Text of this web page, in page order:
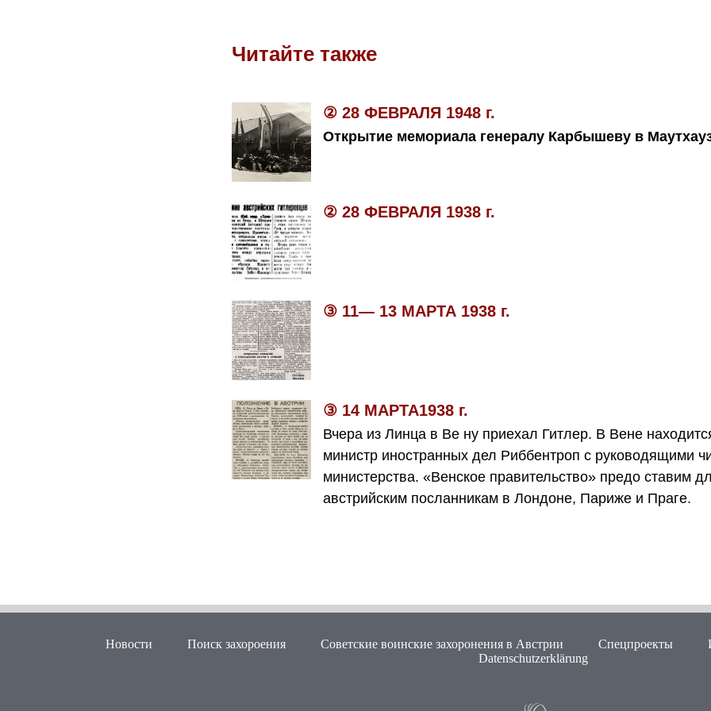
Читайте также
② 28 ФЕВРАЛЯ 1948 г.
Открытие мемориала генералу Карбышеву в
② 28 ФЕВРАЛЯ 1938 г.
③ 11— 13 МАРТА 1938 г.
③ 14 МАРТА1938 г.
Вчера из Линца в Ве ну приехал Гитлер. В Вене
министр иностранных дел Риббентроп с руководящими
министерства. «Венское правительство» предо ставим
австрийским посланникам в Лондоне, Париже и Праге.
Новости Поиск захороения Советские воинские захоронения в Австрии Спецпроекты
Datenschutzerklärung